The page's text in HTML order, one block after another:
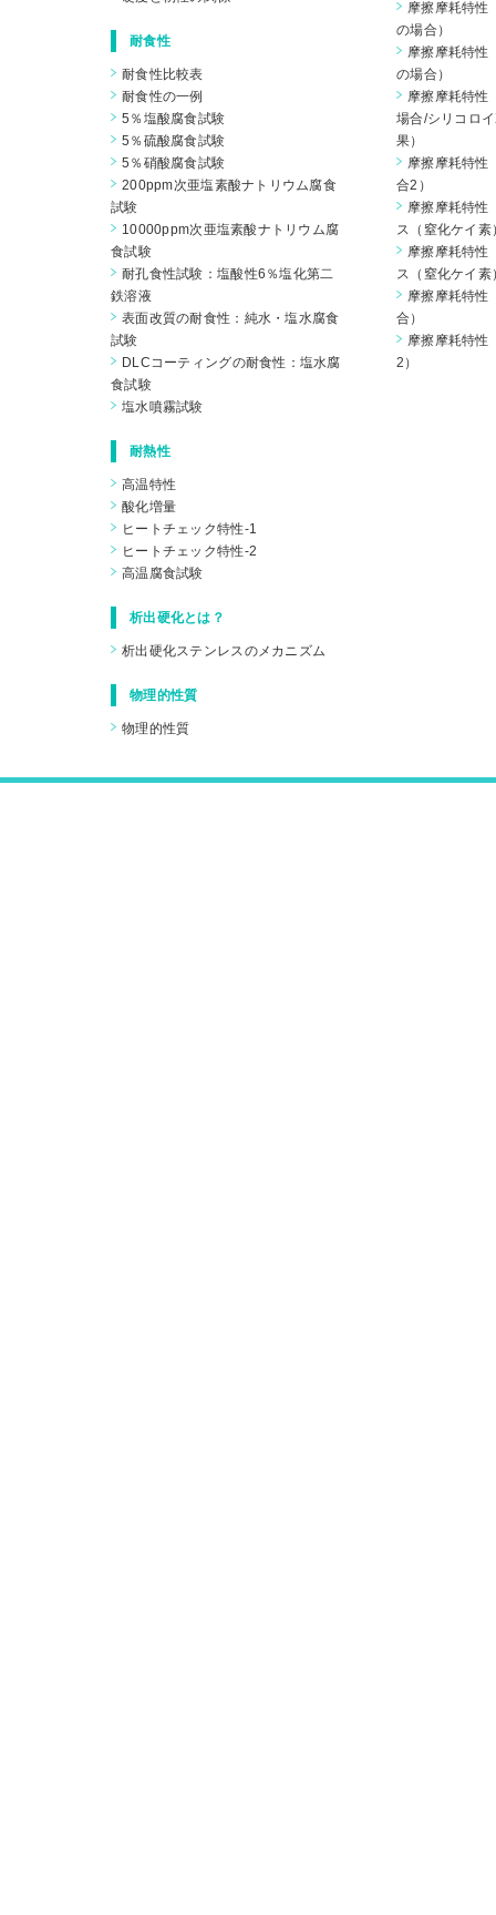
耐食性
耐食性比較表
耐食性の一例
5％塩酸腐食試験
5％硫酸腐食試験
5％硝酸腐食試験
200ppm次亜塩素酸ナトリウム腐食
試験
10000ppm次亜塩素酸ナトリウム腐
食試験
耐孔食性試験：塩酸性6％塩化第二
鉄溶液
表面改質の耐食性：純水・塩水腐食
試験
DLCコーティングの耐食性：塩水腐
食試験
塩水噴霧試験
耐熱性
高温特性
酸化増量
ヒートチェック特性-1
ヒートチェック特性-2
高温腐食試験
析出硬化とは？
析出硬化ステンレスのメカニズム
物理的性質
物理的性質
摩擦摩耗特性
の場合）
摩擦摩耗特性
の場合）
摩擦摩耗特性
場合/シリコロ
果）
摩擦摩耗特性
合2）
摩擦摩耗特性
ス（窒化ケイ素
摩擦摩耗特性
ス（窒化ケイ
摩擦摩耗特性
合）
摩擦摩耗特性
2）